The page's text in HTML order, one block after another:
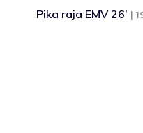
Pika raja EMV 26’